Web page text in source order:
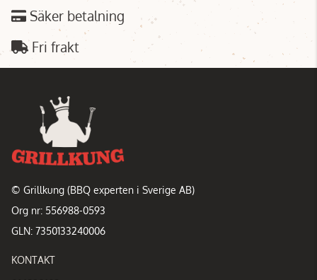
Säker betalning
Fri frakt
© Grillkung (BBQ experten i Sverige AB)
Org nr: 556988-0593
GLN: 7350133240006
KONTAKT